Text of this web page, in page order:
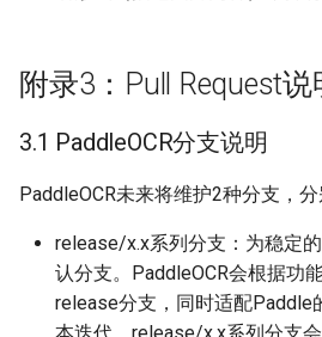
附录3：Pull Request说
3.1 PaddleOCR分支说明
PaddleOCR未来将维护2种分支，分
release/x.x系列分支：为稳定
认分支。PaddleOCR会根据功
release分支，同时适配Paddle